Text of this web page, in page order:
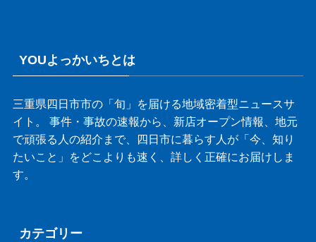
YOUよっかいちとは
三重県四日市市の「旬」を届ける地域密着型ニュースサ
イト。 事件・事故の速報から、新店オープン情報、地元
で頑張る人の紹介まで、四日市に暮らす人が「今、知り
たいこと」をどこよりも速く、詳しく正確にお届けしま
す。
カテゴリー